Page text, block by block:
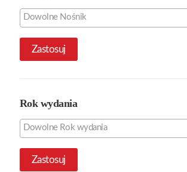
Zastosuj
Rok wydania
Zastosuj